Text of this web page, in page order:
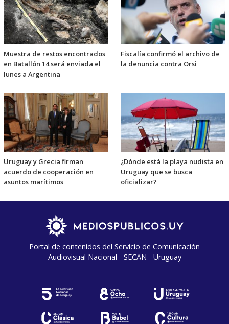
Muestra de restos encontrados
en Batallón 14 será enviada el
lunes a Argentina
Fiscalía confirmó el archivo de
la denuncia contra Orsi
Uruguay y Grecia firman
acuerdo de cooperación en
asuntos marítimos
¿Dónde está la playa nudista en
Uruguay que se busca
oficializar?
Portal de contenidos del Servicio de Comunicación
Audiovisual Nacional - SECAN - Uruguay